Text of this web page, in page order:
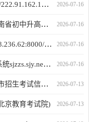
2026-07-16
2026-07-16
招生管理系统)
2026-07-16
stucjcxLogin.html
2026-07-16
2026-07-13
息化管理平台)
2026-07-13
京教育考试院)